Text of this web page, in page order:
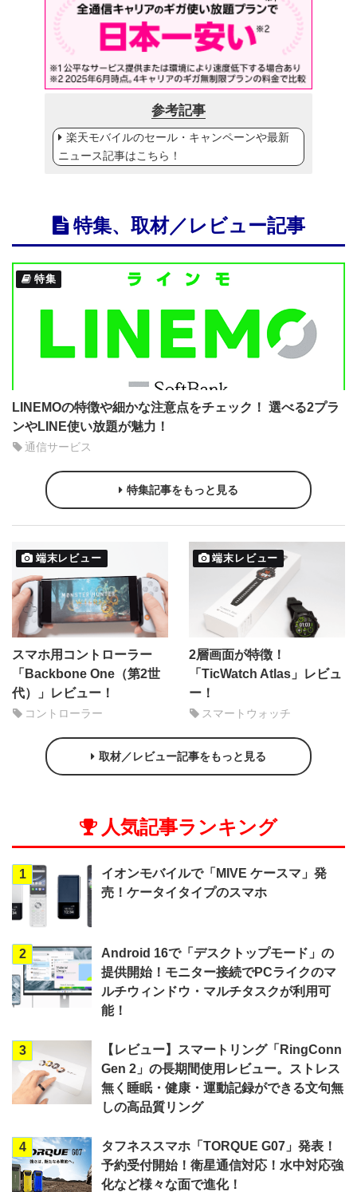
参考記事
楽天モバイルのセール・キャンペーンや最新
ニュース記事はこちら！
特集、取材／レビュー記事
特集
LINEMOの特徴や細かな注意点をチェック！ 選べる2プラ
ンやLINE使い放題が魅力！
通信サービス
特集記事をもっと見る
端末レビュー
スマホ用コントローラー
「Backbone One（第2世
代）」レビュー！
コントローラー
端末レビュー
2層画面が特徴！
「TicWatch Atlas」レビュ
ー！
スマートウォッチ
取材／レビュー記事をもっと見る
人気記事ランキング
1
イオンモバイルで「MIVE ケースマ」発
売！ケータイタイプのスマホ
2
Android 16で「デスクトップモード」の
提供開始！モニター接続でPCライクのマ
ルチウィンドウ・マルチタスクが利用可
能！
3
【レビュー】スマートリング「RingConn
Gen 2」の長期間使用レビュー。ストレス
無く睡眠・健康・運動記録ができる文句無
しの高品質リング
4
タフネススマホ「TORQUE G07」発表！
予約受付開始！衛星通信対応！水中対応強
化など様々な面で進化！